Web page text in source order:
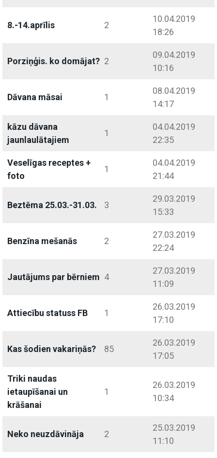
8.-14.aprīlis 2
10.04.2019
18:26
Porziņģis. ko domājat? 2
09.04.2019
10:16
Dāvana māsai 1
08.04.2019
14:17
kāzu dāvana
jaunlaulātajiem
1
04.04.2019
22:35
Veselīgas receptes +
foto
1
04.04.2019
21:44
Beztēma 25.03.-31.03. 3
29.03.2019
15:33
Benzīna mešanās 2
27.03.2019
22:24
Jautājums par bērniem 4
27.03.2019
11:09
Attiecību statuss FB 1
26.03.2019
17:10
Kas šodien vakariņās? 85
26.03.2019
17:05
Triki naudas
ietaupīšanai un
krāšanai
1
26.03.2019
10:34
Neko neuzdāvināja 2
25.03.2019
11:10